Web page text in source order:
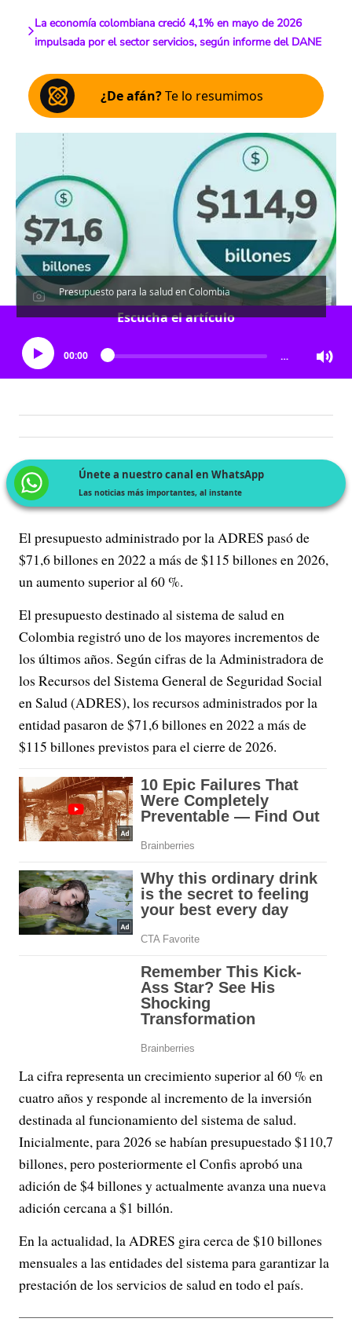
La economía colombiana creció 4,1% en mayo de 2026
impulsada por el sector servicios, según informe del DANE
¿De afán?Te lo resumimos
Presupuesto para la salud en Colombia
Escucha el artículo
00:00 …
Únete a nuestro canal en WhatsApp
Las noticias más importantes, al instante
El presupuesto administrado por la ADRES pasó de
$71,6 billones en 2022 a más de $115 billones en 2026,
un aumento superior al 60 %.
El presupuesto destinado al sistema de salud en
Colombia registró uno de los mayores incrementos de
los últimos años. Según cifras de la Administradora de
los Recursos del Sistema General de Seguridad Social
en Salud (ADRES), los recursos administrados por la
entidad pasaron de $71,6 billones en 2022 a más de
$115 billones previstos para el cierre de 2026.
La cifra representa un crecimiento superior al 60 % en
cuatro años y responde al incremento de la inversión
destinada al funcionamiento del sistema de salud.
Inicialmente, para 2026 se habían presupuestado $110,7
billones, pero posteriormente el Confis aprobó una
adición de $4 billones y actualmente avanza una nueva
adición cercana a $1 billón.
En la actualidad, la ADRES gira cerca de $10 billones
mensuales a las entidades del sistema para garantizar la
prestación de los servicios de salud en todo el país.